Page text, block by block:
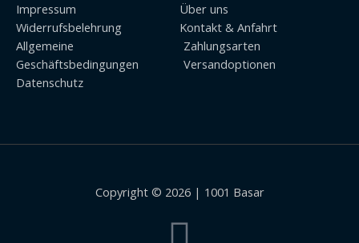
Impressum
Widerrufsbelehrung
Allgemeine
Geschäftsbedingungen
Datenschutz
Über uns
Kontakt & Anfahrt
Zahlungsarten
Versandoptionen
Copyright © 2026 | 1001 Basar